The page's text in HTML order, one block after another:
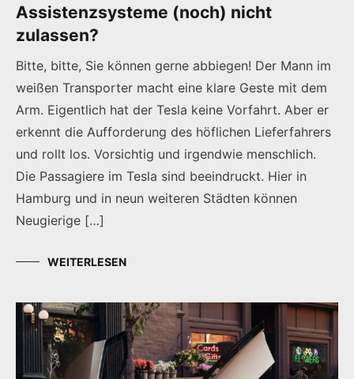
Assistenzsysteme (noch) nicht
zulassen?
Bitte, bitte, Sie können gerne abbiegen! Der Mann im
weißen Transporter macht eine klare Geste mit dem
Arm. Eigentlich hat der Tesla keine Vorfahrt. Aber er
erkennt die Aufforderung des höflichen Lieferfahrers
und rollt los. Vorsichtig und irgendwie menschlich.
Die Passagiere im Tesla sind beeindruckt. Hier in
Hamburg und in neun weiteren Städten können
Neugierige […]
WEITERLESEN